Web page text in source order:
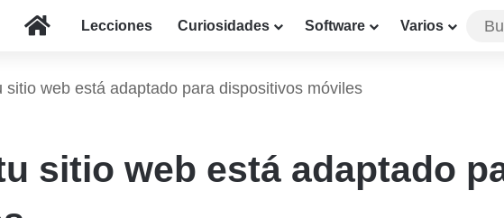
InicioLecciones Curiosidades Software Varios
sitio web está adaptado para dispositivos móviles
sitio web está adaptado